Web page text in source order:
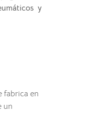
y
fabrica en
un